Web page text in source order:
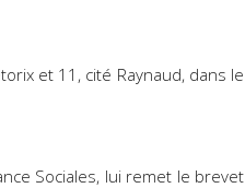
et 11, cité Raynaud, dans le
Sociales, lui remet le brevet